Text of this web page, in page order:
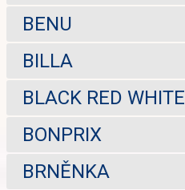
BENU
BILLA
BLACK RED WHITE
BONPRIX
BRNĚNKA